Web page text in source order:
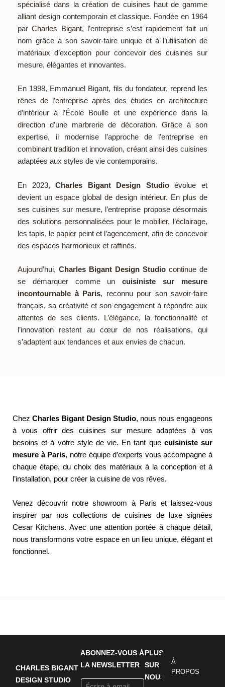
spécialisé dans la création de cuisines haut de gamme
alliant design contemporain et classique. Fondée en 1964
par Charles Bigant, l’entreprise s’est rapidement fait un
nom grâce à son savoir-faire unique et à l’utilisation de
matériaux d’exception pour concevoir des cuisines sur
mesure, élégantes et innovantes.
En 1998, Emmanuel Bigant, fils du fondateur, reprend les
rênes de l’entreprise après des études en architecture
d’intérieur à l’École Boulle et une expérience dans la
direction d’une marbrerie de décoration. Grâce à son
expertise, il modernise l’approche de l’entreprise en
combinant tradition et innovation, créant ainsi des cuisines
adaptées aux styles de vie contemporains.
En 2023,Charles Bigant Design Studioévolue et
devient un espace global de design intérieur. En plus de
ses cuisines sur mesure, l’entreprise propose désormais
des solutions personnalisées pour le mobilier, l’éclairage,
les tapis, le papier peint et l’agencement, afin de concevoir
des espaces harmonieux et raffinés.
Aujourd’hui, Charles Bigant Design Studio continue de
se démarquer comme uncuisiniste sur mesure
incontournable à Paris, reconnu pour son savoir-faire
français, sa créativité et son engagement à répondre aux
attentes de ses clients. L’élégance, la fonctionnalité et
l’innovation restent au cœur de nos réalisations, qui
s’adaptent aux tendances et aux envies de chacun.
Chez Charles Bigant Design Studio, nous nous engageons
à vous offrir des cuisines sur mesure adaptées à vos
besoins et à votre style de vie. En tant que cuisiniste sur
mesure à Paris, notre équipe d’experts vous accompagne à
chaque étape, du choix des matériaux à la conception et à
l’installation, pour créer la cuisine de vos rêves.
Venez découvrir notre showroom à Paris et laissez-vous
inspirer par nos collections de cuisines de luxe signées
Cesar Kitchens. Avec une attention portée à chaque détail,
nous transformons votre espace en un lieu unique, élégant et
fonctionnel.
CHARLES BIGANT
DESIGN STUDIO
ABONNEZ-VOUS À
LA NEWSLETTER
PLUS
SUR
NOUS
À
PROPOS